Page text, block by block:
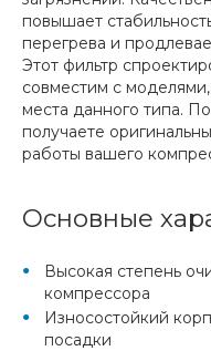
повышает
перегрева и
Этот фильтр
совместим с
места данного типа.
получаете
работы вашего
Основные
Высокая степень
компрессора
Износостойкий
посадки